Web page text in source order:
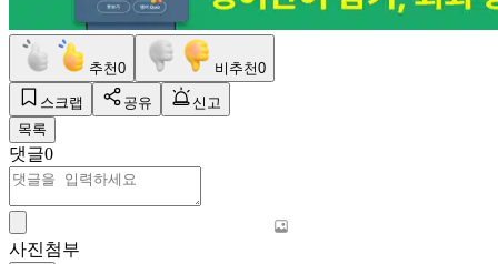
추천0 비추천0
스크랩 공유
신고
목록
댓글0
사진첨부